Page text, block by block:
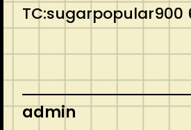
TC:sugarpopular900
admin